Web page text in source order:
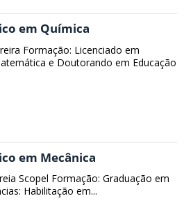
em Química
Formação: Licenciado em
e Doutorando em Educação
em Mecânica
Scopel Formação: Graduação em
Habilitação em...